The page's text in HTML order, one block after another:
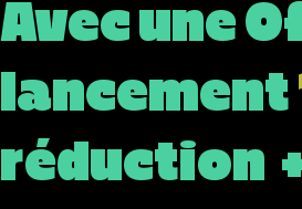
Avec une
lancement
réduction